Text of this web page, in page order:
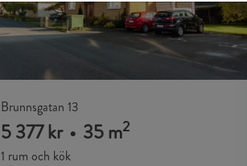
Brunnsgatan 13
5 377 kr • 35 m2
1 rum och kök